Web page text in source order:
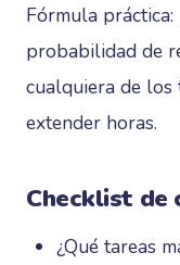
Fórmula
probabilidad de
cualquiera de los
extender horas.
Checklist de
¿Qué tareas